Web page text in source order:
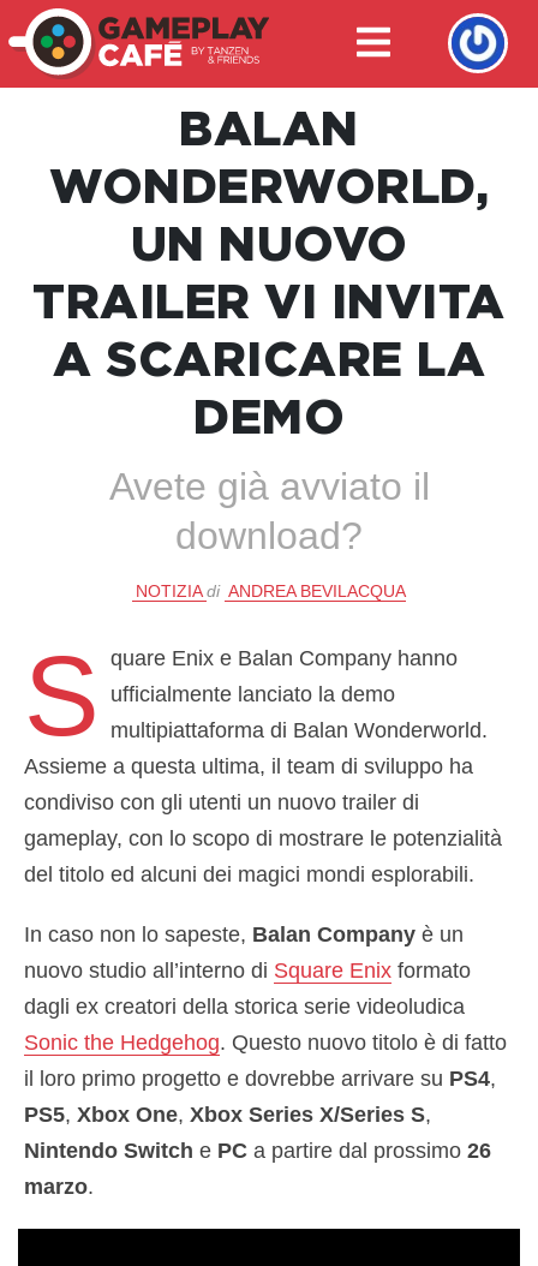
BALAN
WONDERWORLD,
UN NUOVO
TRAILER VI INVITA
A SCARICARE LA
DEMO
Avete già avviato il
download?
NOTIZIA di ANDREA BEVILACQUA
S
quare Enix e Balan Company hanno
ufficialmente lanciato la demo
multipiattaforma di Balan Wonderworld.
Assieme a questa ultima, il team di sviluppo ha
condiviso con gli utenti un nuovo trailer di
gameplay, con lo scopo di mostrare le potenzialità
del titolo ed alcuni dei magici mondi esplorabili.
In caso non lo sapeste, Balan Company è un
nuovo studio all’interno di Square Enix formato
dagli ex creatori della storica serie videoludica
Sonic the Hedgehog. Questo nuovo titolo è di fatto
il loro primo progetto e dovrebbe arrivare su PS4,
PS5, Xbox One, Xbox Series X/Series S,
Nintendo Switch e PC a partire dal prossimo 26
marzo.